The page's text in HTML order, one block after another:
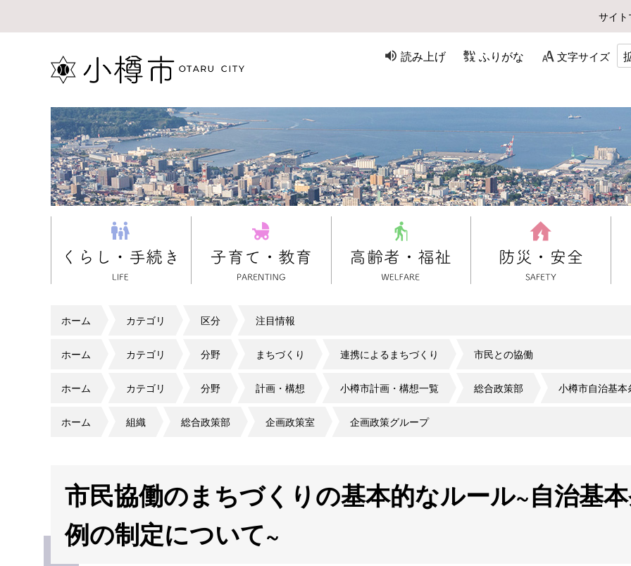
サイ
読み上げ ふりがな 文字サイズ
ホーム カテゴリ 区分 注目情報
ホーム カテゴリ 分野 まちづくり 連携によるまちづくり 市民との協働
ホーム カテゴリ 分野 計画・構想 小樽市計画・構想一覧 総合政策部 小樽市自治基本
ホーム 組織 総合政策部 企画政策室 企画政策グループ
市民協働のまちづくりの基本的なルール~自治基
例の制定について~